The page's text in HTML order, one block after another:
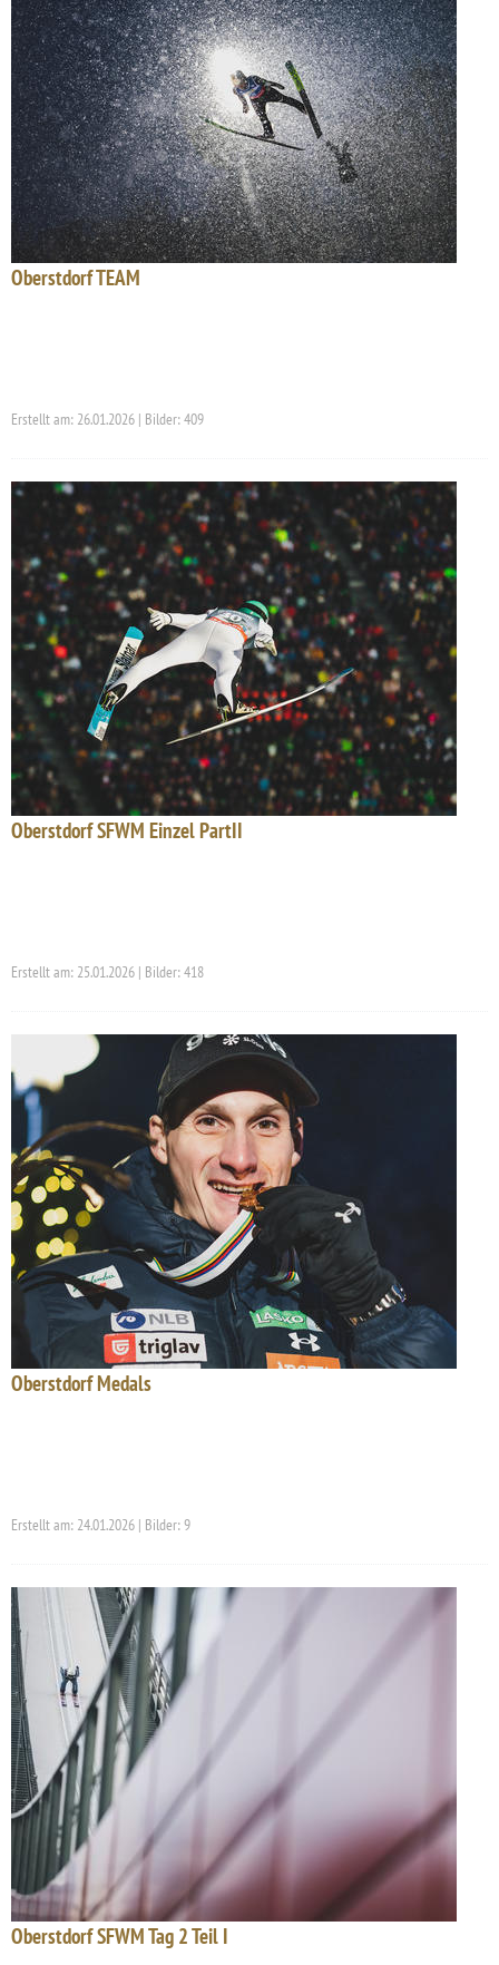
Oberstdorf TEAM
Erstellt am: 26.01.2026 | Bilder: 409
Oberstdorf SFWM Einzel PartII
Erstellt am: 25.01.2026 | Bilder: 418
Oberstdorf Medals
Erstellt am: 24.01.2026 | Bilder: 9
Oberstdorf SFWM Tag 2 Teil I